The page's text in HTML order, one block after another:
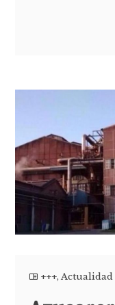
+++,Actualidad